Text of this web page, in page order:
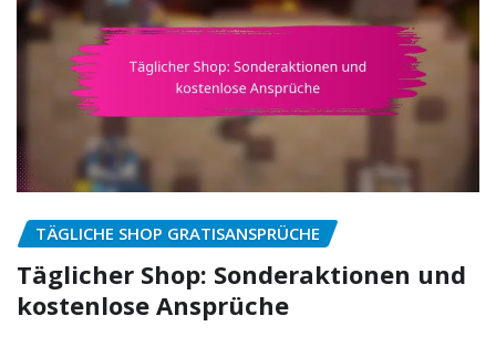
TÄGLICHE SHOP GRATISANSPRÜCHE
Täglicher Shop: Sonderaktionen und
kostenlose Ansprüche